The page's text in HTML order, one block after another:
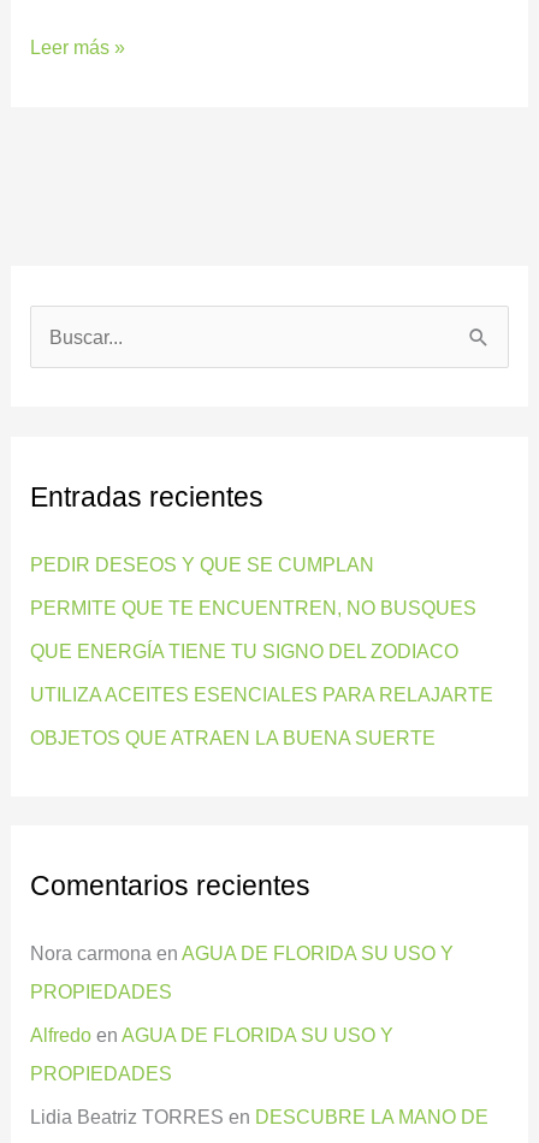
Leer más »
a
p
o
r
:
Entradas recientes
PEDIR DESEOS Y QUE SE CUMPLAN
PERMITE QUE TE ENCUENTREN, NO BUSQUES
QUE ENERGÍA TIENE TU SIGNO DEL ZODIACO
UTILIZA ACEITES ESENCIALES PARA RELAJARTE
OBJETOS QUE ATRAEN LA BUENA SUERTE
Comentarios recientes
Nora carmona enAGUA DE FLORIDA SU USO Y
PROPIEDADES
Alfredo enAGUA DE FLORIDA SU USO Y
PROPIEDADES
Lidia Beatriz TORRES en DESCUBRE LA MANO DE